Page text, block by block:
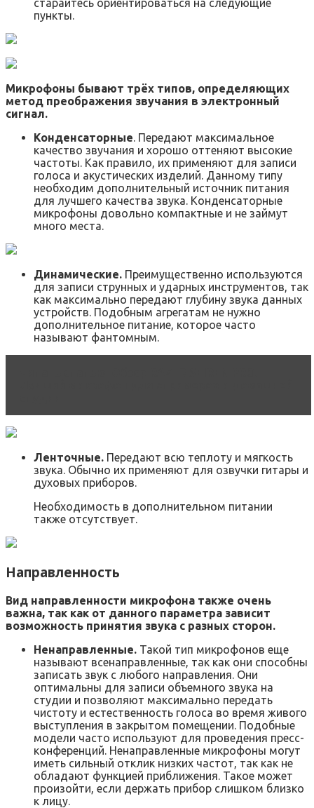
старайтесь ориентироваться на следующие
пункты.
Микрофоны бывают трёх типов, определяющих
метод преображения звучания в электронный
сигнал.
Конденсаторные. Передают максимальное
качество звучания и хорошо оттеняют высокие
частоты. Как правило, их применяют для записи
голоса и акустических изделий. Данному типу
необходим дополнительный источник питания
для лучшего качества звука. Конденсаторные
микрофоны довольно компактные и не займут
много места.
Динамические. Преимущественно используются
для записи струнных и ударных инструментов, так
как максимально передают глубину звука данных
устройств. Подобным агрегатам не нужно
дополнительное питание, которое часто
называют фантомным.
Ленточные. Передают всю теплоту и мягкость
звука. Обычно их применяют для озвучки гитары и
духовых приборов.
Необходимость в дополнительном питании
также отсутствует.
Направленность
Вид направленности микрофона также очень
важна, так как от данного параметра зависит
возможность принятия звука с разных сторон.
Ненаправленные. Такой тип микрофонов еще
называют всенаправленные, так как они способны
записать звук с любого направления. Они
оптимальны для записи объемного звука на
студии и позволяют максимально передать
чистоту и естественность голоса во время живого
выступления в закрытом помещении. Подобные
модели часто используют для проведения пресс-
конференций. Ненаправленные микрофоны могут
иметь сильный отклик низких частот, так как не
обладают функцией приближения. Такое может
произойти, если держать прибор слишком близко
к лицу.